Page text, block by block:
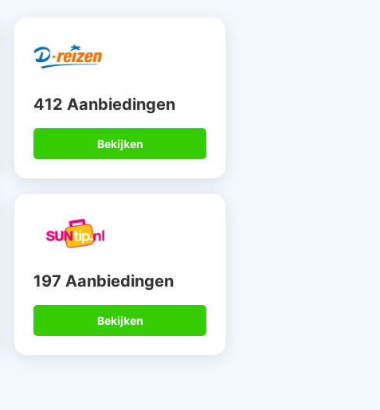
412 Aanbiedingen
Bekijken
197 Aanbiedingen
Bekijken